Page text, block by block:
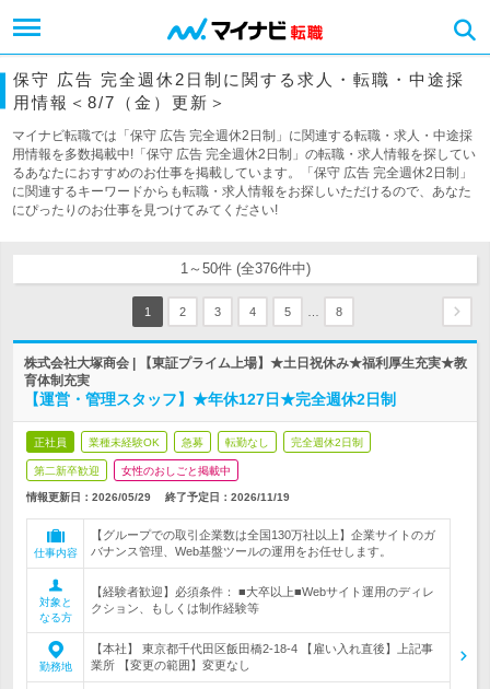
保守 広告 完全週休2日制に関する求人・転職・中途採
用情報＜8/7（金）更新＞
マイナビ転職では「保守 広告 完全週休2日制」に関連する転職・求人・中途採
用情報を多数掲載中!「保守 広告 完全週休2日制」の転職・求人情報を探してい
るあなたにおすすめのお仕事を掲載しています。「保守 広告 完全週休2日制」
に関連するキーワードからも転職・求人情報をお探しいただけるので、あなた
にぴったりのお仕事を見つけてみてください!
1～50件 (全376件中)
1 2 3 4 5 8
株式会社大塚商会 | 【東証プライム上場】★土日祝休み★福利厚生充実★教
育体制充実
【運営・管理スタッフ】★年休127日★完全週休2日制
正社員 業種未経験OK 急募 転勤なし 完全週休2日制
第二新卒歓迎 女性のおしごと掲載中
情報更新日：2026/05/29 終了予定日： 2026/11/19
仕事内容
【グループでの取引企業数は全国130万社以上】企業サイトのガ
バナンス管理、Web基盤ツールの運用をお任せします。
対象と
なる方
【経験者歓迎】必須条件： ■大卒以上■Webサイト運用のディレ
クション、もしくは制作経験等
勤務地
【本社】 東京都千代田区飯田橋2-18-4 【雇い入れ直後】上記事
業所 【変更の範囲】変更なし